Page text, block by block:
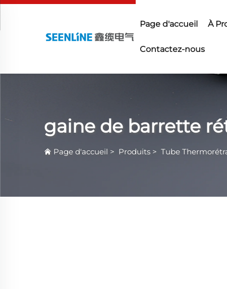
Page d'accueil À
Contactez-nous
gaine de barrette
Page d'accueil > Produits > Tube